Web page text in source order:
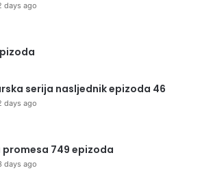
days ago
serija nasljednik epizoda 46
days ago
promesa 749 epizoda
days ago